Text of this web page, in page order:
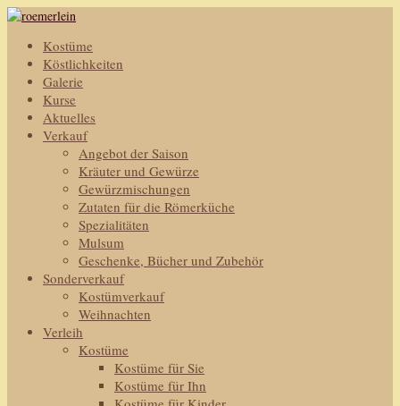
Kostüme
Köstlichkeiten
Galerie
Kurse
Aktuelles
Verkauf
Angebot der Saison
Kräuter und Gewürze
Gewürzmischungen
Zutaten für die Römerküche
Spezialitäten
Mulsum
Geschenke, Bücher und Zubehör
Sonderverkauf
Kostümverkauf
Weihnachten
Verleih
Kostüme
Kostüme für Sie
Kostüme für Ihn